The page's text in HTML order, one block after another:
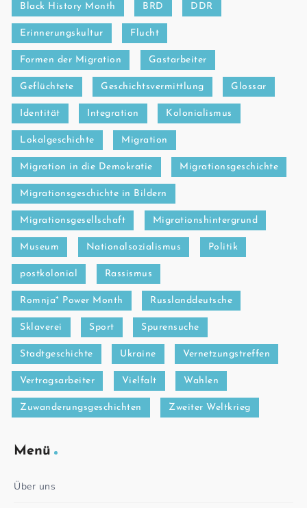
Black History Month BRD DDR
Erinnerungskultur Flucht
Formen der Migration Gastarbeiter
Geflüchtete Geschichtsvermittlung Glossar
Identität Integration Kolonialismus
Lokalgeschichte Migration
Migration in die Demokratie Migrationsgeschichte
Migrationsgeschichte in Bildern
Migrationsgesellschaft Migrationshintergrund
Museum Nationalsozialismus Politik
postkolonial Rassismus
Romnja* Power Month Russlanddeutsche
Sklaverei Sport Spurensuche
Stadtgeschichte Ukraine Vernetzungstreffen
Vertragsarbeiter Vielfalt Wahlen
Zuwanderungsgeschichten Zweiter Weltkrieg
Menü
Über uns